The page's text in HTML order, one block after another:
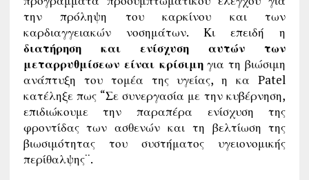
την πρόληψη του καρκίνου και των
καρδιαγγειακών νοσημάτων. Κι επειδή η
διατήρηση και ενίσχυση αυτών των
μεταρρυθμίσεων είναι κρίσιμηγια τη βιώσιμη
ανάπτυξη του τομέα της υγείας, η κα Patel
κατέληξε πως “Σε συνεργασία με την κυβέρνηση,
επιδιώκουμε την παραπέρα ενίσχυση της
φροντίδας των ασθενών και τη βελτίωση της
βιωσιμότητας του συστήματος υγειονομικής
περίθαλψης¨.